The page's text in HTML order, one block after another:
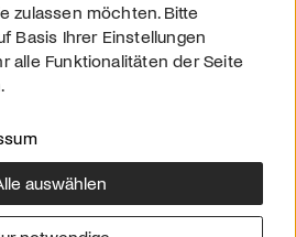
Downloads
Impressum
zulassen möchten. Bitte
Basis Ihrer Einstellungen
alle Funktionalitäten der Seite
auswählen